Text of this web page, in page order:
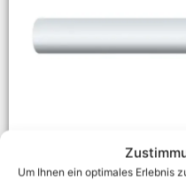
Um Ihnen ein optimales Erlebnis